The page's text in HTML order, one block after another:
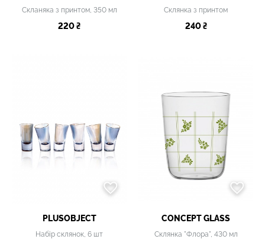
Скланяка з принтом, 350 мл
220 ₴
Склянка з принтом
240 ₴
PLUSOBJECT
Набір склянок, 6 шт
CONCEPT GLASS
Склянка "Флора", 430 мл